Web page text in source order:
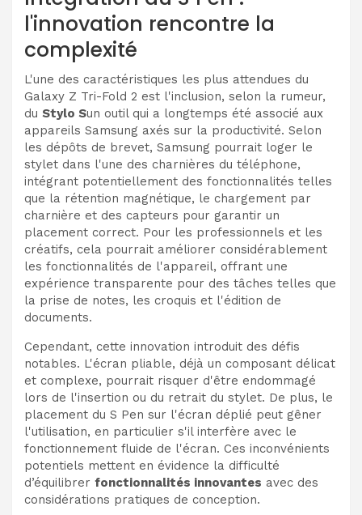
l'innovation rencontre la
complexité
L'une des caractéristiques les plus attendues du
Galaxy Z Tri-Fold 2 est l'inclusion, selon la rumeur,
du Stylo Sun outil qui a longtemps été associé aux
appareils Samsung axés sur la productivité. Selon
les dépôts de brevet, Samsung pourrait loger le
stylet dans l'une des charnières du téléphone,
intégrant potentiellement des fonctionnalités telles
que la rétention magnétique, le chargement par
charnière et des capteurs pour garantir un
placement correct. Pour les professionnels et les
créatifs, cela pourrait améliorer considérablement
les fonctionnalités de l'appareil, offrant une
expérience transparente pour des tâches telles que
la prise de notes, les croquis et l'édition de
documents.
Cependant, cette innovation introduit des défis
notables. L'écran pliable, déjà un composant délicat
et complexe, pourrait risquer d'être endommagé
lors de l'insertion ou du retrait du stylet. De plus, le
placement du S Pen sur l'écran déplié peut gêner
l'utilisation, en particulier s'il interfère avec le
fonctionnement fluide de l'écran. Ces inconvénients
potentiels mettent en évidence la difficulté
d’équilibrer fonctionnalités innovantes avec des
considérations pratiques de conception.